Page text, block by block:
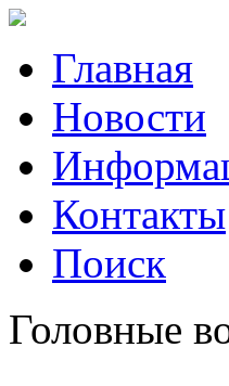
Главная
Новости
Контакты
Поиск
Головные